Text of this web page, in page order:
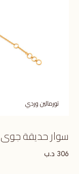
تورمالين وردي
سوار حديقة جوى
306 د.ب